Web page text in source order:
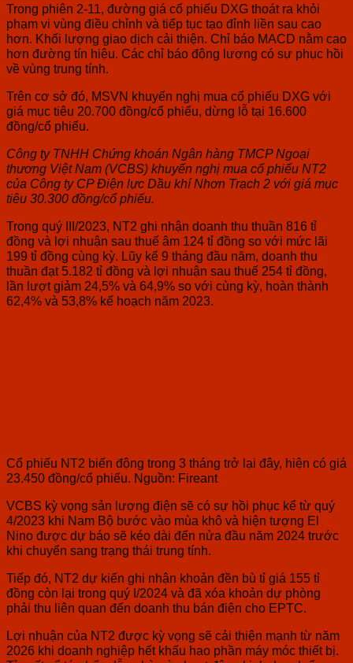
Trong phiên 2-11, đường giá cổ phiếu DXG thoát ra khỏi
phạm vi vùng điều chỉnh và tiếp tục tạo đỉnh liền sau cao
hơn. Khối lượng giao dịch cải thiện. Chỉ báo MACD nằm cao
hơn đường tín hiệu. Các chỉ báo động lượng có sự phục hồi
về vùng trung tính.
Trên cơ sở đó, MSVN khuyến nghị mua cổ phiếu DXG với
giá mục tiêu 20.700 đồng/cổ phiếu, dừng lỗ tại 16.600
đồng/cổ phiếu.
Công ty TNHH Chứng khoán Ngân hàng TMCP Ngoại
thương Việt Nam (VCBS) khuyến nghị mua cổ phiếu NT2
của Công ty CP Điện lực Dầu khí Nhơn Trạch 2 với giá mục
tiêu 30.300 đồng/cổ phiếu.
Trong quý III/2023, NT2 ghi nhận doanh thu thuần 816 tỉ
đồng và lợi nhuận sau thuế âm 124 tỉ đồng so với mức lãi
199 tỉ đồng cùng kỳ. Lũy kế 9 tháng đầu năm, doanh thu
thuần đạt 5.182 tỉ đồng và lợi nhuận sau thuế 254 tỉ đồng,
lần lượt giảm 24,5% và 64,9% so với cùng kỳ, hoàn thành
62,4% và 53,8% kế hoạch năm 2023.
Cổ phiếu NT2 biến động trong 3 tháng trở lại đây, hiện có giá
23.450 đồng/cổ phiếu. Nguồn: Fireant
VCBS kỳ vọng sản lượng điện sẽ có sự hồi phục kể từ quý
4/2023 khi Nam Bộ bước vào mùa khô và hiện tượng El
Nino được dự báo sẽ kéo dài đến nửa đầu năm 2024 trước
khi chuyển sang trạng thái trung tính.
Tiếp đó, NT2 dự kiến ghi nhận khoản đền bù tỉ giá 155 tỉ
đồng còn lại trong quý I/2024 và đã xóa khoản dự phòng
phải thu liên quan đến doanh thu bán điện cho EPTC.
Lợi nhuận của NT2 được kỳ vọng sẽ cải thiện mạnh từ năm
2026 khi doanh nghiệp hết khấu hao phần máy móc thiết bị.